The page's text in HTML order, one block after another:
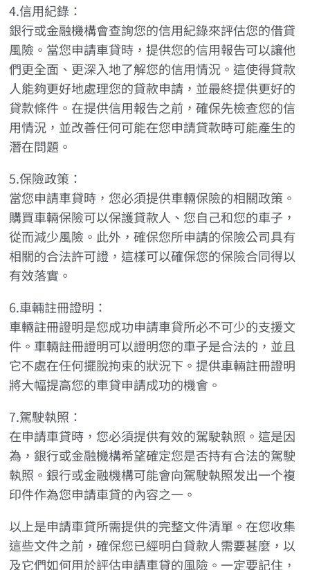
4.信用紀錄：
銀行或金融機構會查詢您的信用紀錄來評估您的借貸
風險。當您申請車貸時，提供您的信用報告可以讓他
們更全面、更深入地了解您的信用情況。這使得貸款
人能夠更好地處理您的貸款申請，並最終提供更好的
貸款條件。在提供信用報告之前，確保先檢查您的信
用情況，並改善任何可能在您申請貸款時可能產生的
潛在問題。
5.保險政策：
當您申請車貸時，您必須提供車輛保險的相關政策。
購買車輛保險可以保護貸款人、您自己和您的車子，
從而減少風險。此外，確保您所申請的保險公司具有
相關的合法許可證，這樣可以確保您的保險合同得以
有效落實。
6.車輛註冊證明：
車輛註冊證明是您成功申請車貸所必不可少的支援文
件。車輛註冊證明可以證明您的車子是合法的，並且
它不處在任何擺脫拘束的狀況下。提供車輛註冊證明
將大幅提高您的車貸申請成功的機會。
7.駕駛執照：
在申請車貸時，您必須提供有效的駕駛執照。這是因
為，銀行或金融機構希望確定您是否持有合法的駕駛
執照。銀行或金融機構可能會向駕駛執照发出一个複
印件作為您申請車貸的內容之一。
以上是申請車貸所需提供的完整文件清單。在您收集
這些文件之前，確保您已經明白貸款人需要甚麼，以
及它們如何用於評估申請車貸的風險。一定要記住，